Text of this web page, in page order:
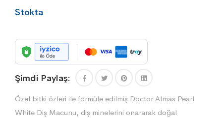
Stokta
Şimdi Paylaş:
Özel bitki özleri ile formüle edilmiş Doctor Almas Pearl
White Diş Macunu, diş minelerini onararak doğal